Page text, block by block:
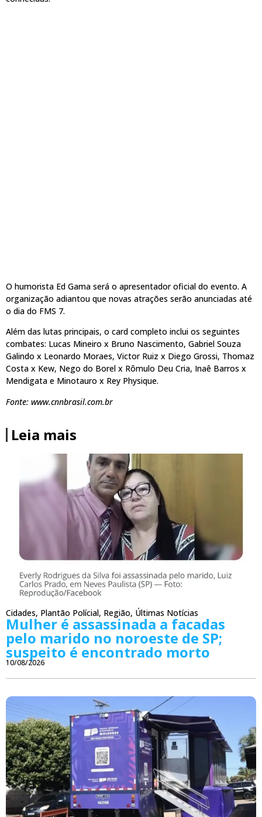
O humorista Ed Gama será o apresentador oficial do evento. A
organização adiantou que novas atrações serão anunciadas até
o dia do FMS 7.
Além das lutas principais, o card completo inclui os seguintes
combates: Lucas Mineiro x Bruno Nascimento, Gabriel Souza
Galindo x Leonardo Moraes, Victor Ruiz x Diego Grossi, Thomaz
Costa x Kew, Nego do Borel x Rômulo Deu Cria, Inaê Barros x
Mendigata e Minotauro x Rey Physique.
Fonte: www.cnnbrasil.com.br
Leia mais
Cidades, Plantão Polícial, Região, Últimas Notícias
Mulher é assassinada a facadas
pelo marido no noroeste de SP;
suspeito é encontrado morto
10/08/2026